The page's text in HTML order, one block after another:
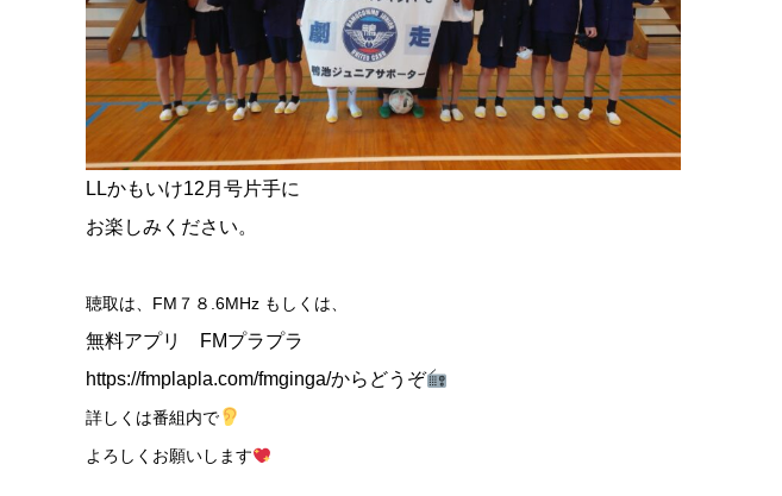
LLかもいけ12月号片手に
お楽しみください。
聴取は、FM７８.6MHz もしくは、
無料アプリ FMプラプラ
https://fmplapla.com/fmginga/からどうぞ
詳しくは番組内で
よろしくお願いします